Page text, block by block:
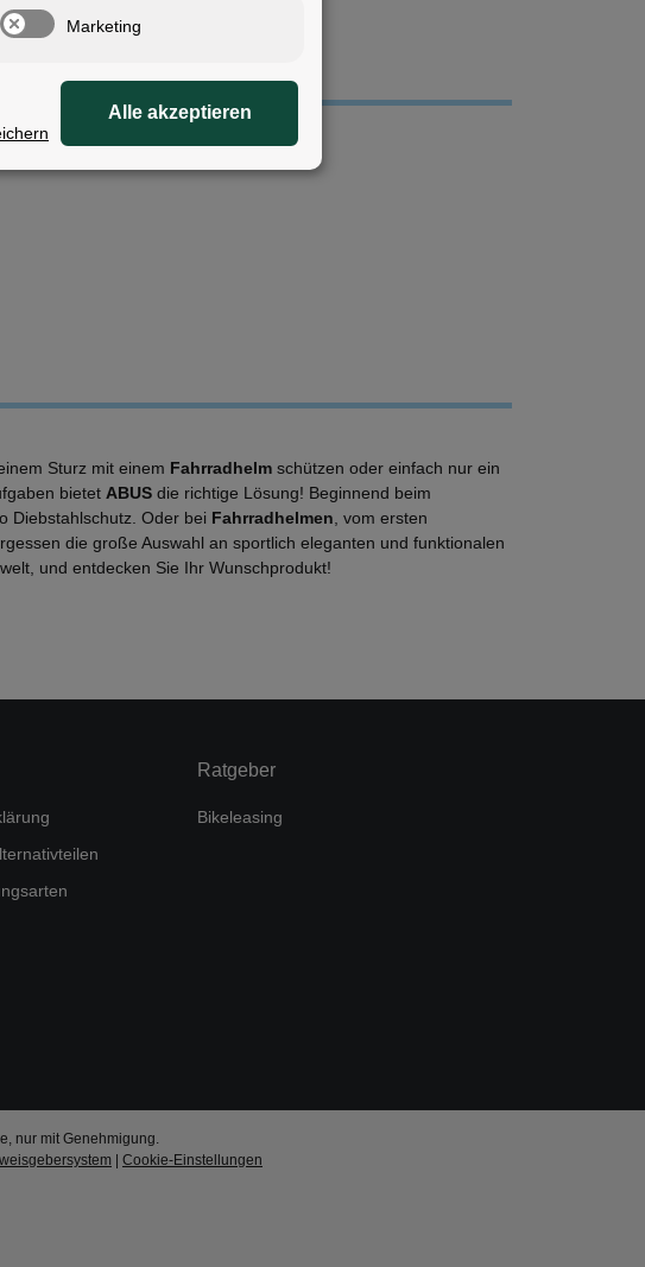
Sturz mit einem Fahrradhelm schützen oder einfach nur ein
bietet ABUS die richtige Lösung! Beginnend beim
Diebstahlschutz. Oder bei Fahrradhelmen, vom ersten
die große Auswahl an sportlich eleganten und funktionalen
und entdecken Sie Ihr Wunschprodukt!
Ratgeber
Bikeleasing
nur mit Genehmigung.
Cookie-Einstellungen
Marketing
Alle akzeptieren